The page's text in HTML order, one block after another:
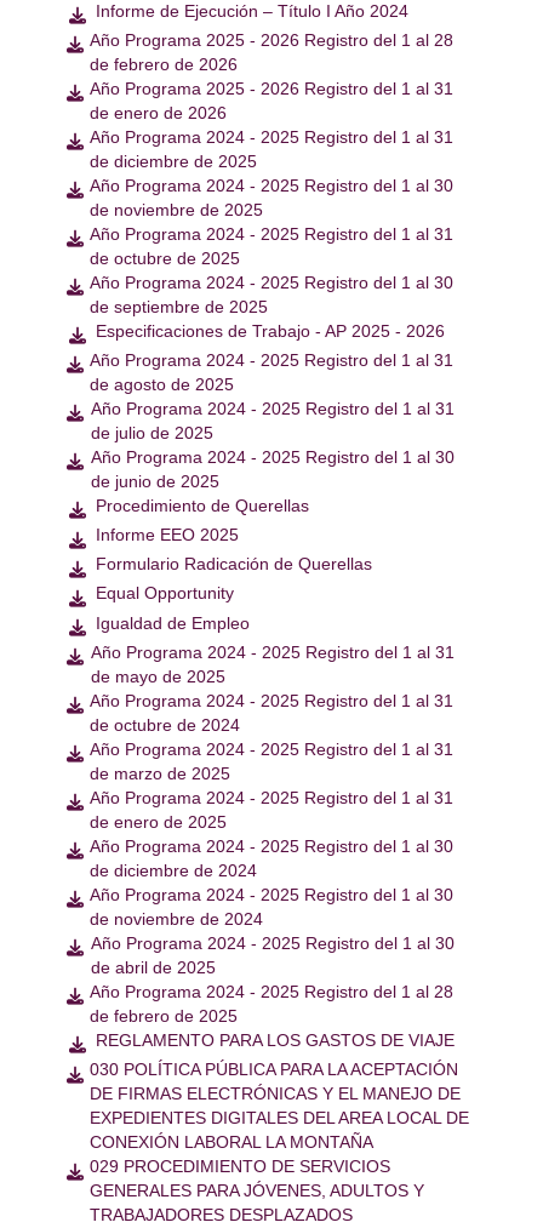
 Informe de Ejecución – Título I Año 2024
 Año Programa 2025 - 2026 Registro del 1 al 28
de febrero de 2026
 Año Programa 2025 - 2026 Registro del 1 al 31
de enero de 2026
 Año Programa 2024 - 2025 Registro del 1 al 31
de diciembre de 2025
 Año Programa 2024 - 2025 Registro del 1 al 30
de noviembre de 2025
 Año Programa 2024 - 2025 Registro del 1 al 31
de octubre de 2025
 Año Programa 2024 - 2025 Registro del 1 al 30
de septiembre de 2025
 Especificaciones de Trabajo - AP 2025 - 2026
 Año Programa 2024 - 2025 Registro del 1 al 31
de agosto de 2025
 Año Programa 2024 - 2025 Registro del 1 al 31
de julio de 2025
 Año Programa 2024 - 2025 Registro del 1 al 30
de junio de 2025
 Procedimiento de Querellas
 Informe EEO 2025
 Formulario Radicación de Querellas
 Equal Opportunity
 Igualdad de Empleo
 Año Programa 2024 - 2025 Registro del 1 al 31
de mayo de 2025
 Año Programa 2024 - 2025 Registro del 1 al 31
de octubre de 2024
 Año Programa 2024 - 2025 Registro del 1 al 31
de marzo de 2025
 Año Programa 2024 - 2025 Registro del 1 al 31
de enero de 2025
 Año Programa 2024 - 2025 Registro del 1 al 30
de diciembre de 2024
 Año Programa 2024 - 2025 Registro del 1 al 30
de noviembre de 2024
 Año Programa 2024 - 2025 Registro del 1 al 30
de abril de 2025
 Año Programa 2024 - 2025 Registro del 1 al 28
de febrero de 2025
 REGLAMENTO PARA LOS GASTOS DE VIAJE
 030 POLÍTICA PÚBLICA PARA LA ACEPTACIÓN
DE FIRMAS ELECTRÓNICAS Y EL MANEJO DE
EXPEDIENTES DIGITALES DEL AREA LOCAL DE
CONEXIÓN LABORAL LA MONTAÑA
 029 PROCEDIMIENTO DE SERVICIOS
GENERALES PARA JÓVENES, ADULTOS Y
TRABAJADORES DESPLAZADOS